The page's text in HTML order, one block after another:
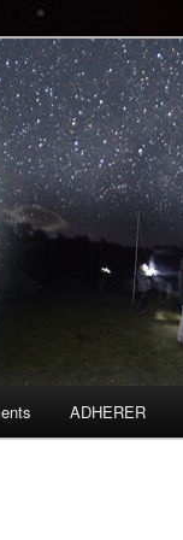
ADHERER